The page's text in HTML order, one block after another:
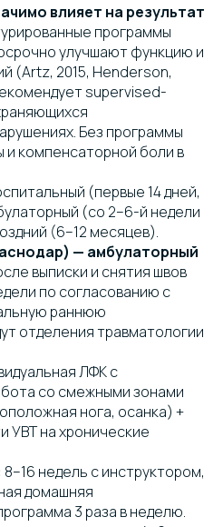
влияет на результат
программы
улучшают функцию и
(Artz, 2015, Henderson,
supervised-
Без программы
и компенсаторной боли в
(первые 14 дней,
(со 2–6-й недели
(6–12 месяцев).
— амбулаторный
выписки и снятия швов
по согласованию с
раннюю
отделения травматологии
ЛФК с
со смежными зонами
нога, осанка) +
УВТ на хронические
8–16 недель с инструктором,
домашняя
3 раза в неделю.